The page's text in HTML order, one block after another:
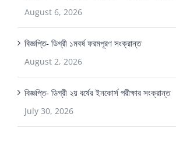
August 6, 2026
বিজ্ঞপ্তি- ডিগ্রী ১মবর্ষ ফরমপূরণ সংক্রান্ত
August 2, 2026
বিজ্ঞপ্তি- ডিগ্রী ২য় বর্ষের ইনকোর্স পরীক্ষার সংক্রান্ত
July 30, 2026